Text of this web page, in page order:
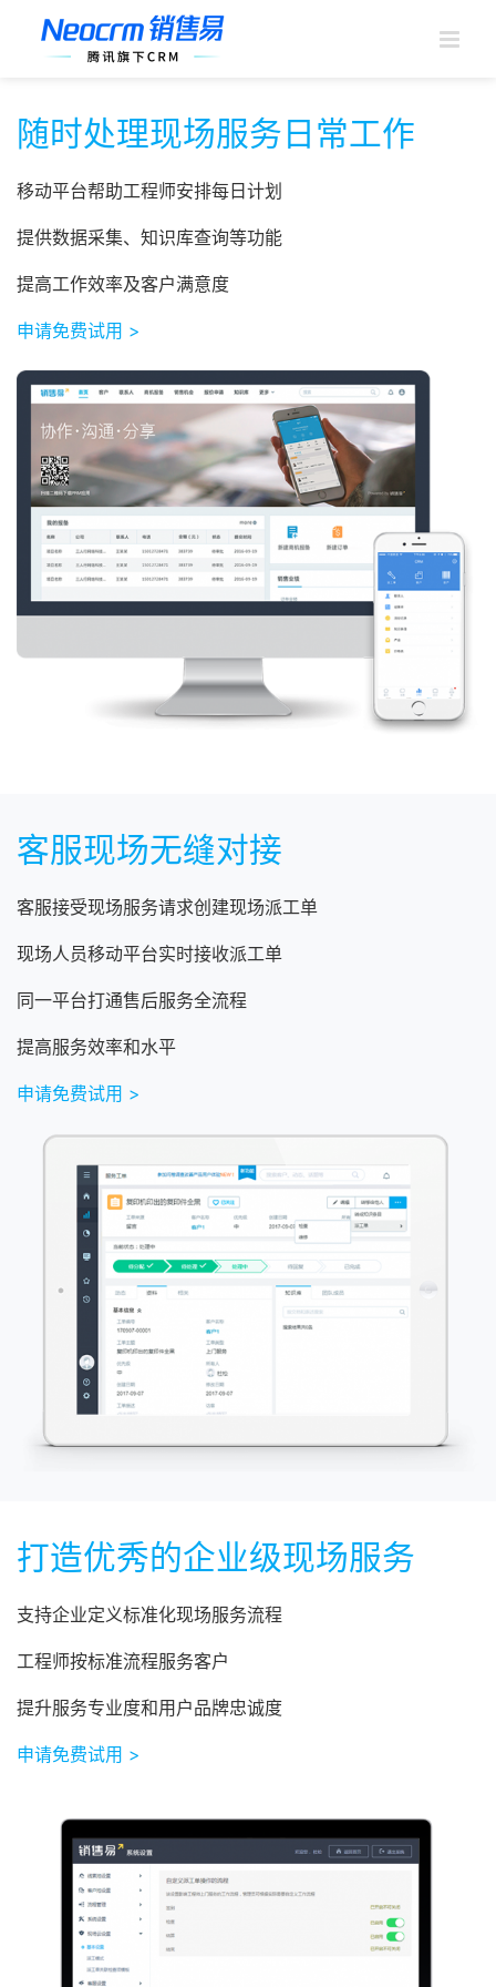
随时处理现场服务日常工作
移动平台帮助工程师安排每日计划
提供数据采集、知识库查询等功能
提高工作效率及客户满意度
申请免费试用 >
客服现场无缝对接
客服接受现场服务请求创建现场派工单
现场人员移动平台实时接收派工单
同一平台打通售后服务全流程
提高服务效率和水平
申请免费试用 >
打造优秀的企业级现场服务
支持企业定义标准化现场服务流程
工程师按标准流程服务客户
提升服务专业度和用户品牌忠诚度
申请免费试用 >